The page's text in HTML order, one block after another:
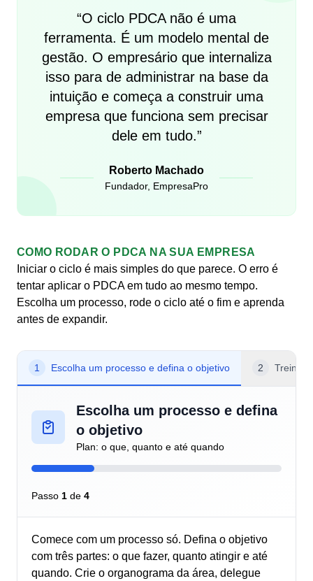
“O ciclo PDCA não é uma
ferramenta. É um modelo mental de
gestão. O empresário que internaliza
isso para de administrar na base da
intuição e começa a construir uma
empresa que funciona sem precisar
dele em tudo.”
Roberto Machado
Fundador, EmpresaPro
COMO RODAR O PDCA NA SUA EMPRESA
Iniciar o ciclo é mais simples do que parece. O erro é
tentar aplicar o PDCA em tudo ao mesmo tempo.
Escolha um processo, rode o ciclo até o fim e aprenda
antes de expandir.
1 Escolha um processo e defina o objetivo 2 Treine
Escolha um processo e defina
o objetivo
Plan: o que, quanto e até quando
Passo 1 de 4
Comece com um processo só. Defina o objetivo
com três partes: o que fazer, quanto atingir e até
quando. Crie o organograma da área, delegue